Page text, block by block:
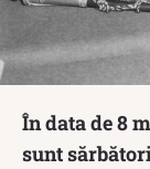
În data de 8
sunt